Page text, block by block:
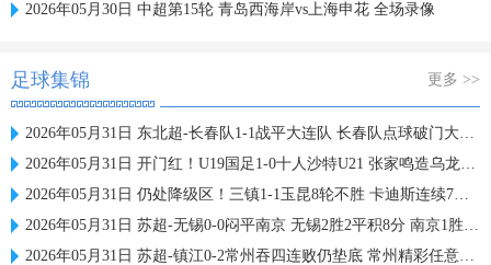
2026年05月30日 中超第15轮 青岛西海岸vs上海申花 全场录像
足球集锦 更多 >>
2026年05月31日 东北超-长春队1-1战平大连队 长春队点球破门大连队补射扳平
2026年05月31日 开门红！U19国足1-0十人沙特U21 张家鸣造乌龙下轮战民主刚果U23
2026年05月31日 仍处降级区！三镇1-1玉昆8轮不胜 卡迪斯连续7场破门黄紫昌扳平
2026年05月31日 苏超-无锡0-0闷平南京 无锡2胜2平积8分 南京1胜2平1负积5分
2026年05月31日 苏超-镇江0-2常州吞四连败仍垫底 常州精彩任意球配合李霄鹏破门